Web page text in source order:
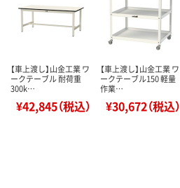
【車上渡し】山金工業 ワ
ークテーブル 耐荷重
300k…
¥42,845（税込）
【車上渡し】山金工業 ワ
ークテーブル150 軽量
作業…
¥30,672（税込）